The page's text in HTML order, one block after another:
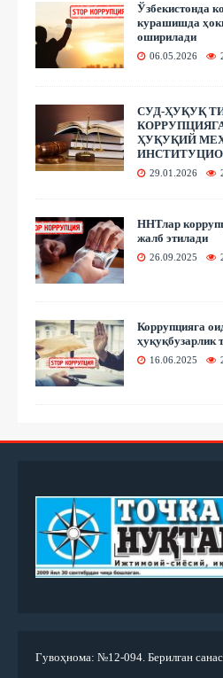
Ўзбекистонда
курашишда
оширилади
06.05.2026
СУД-ҲУҚУҚ
ҲУҚУҚИЙ
29.01.2026
ННТлар
жалб этилади
26.09.2025
Коррупцияга
ҳуқуқбузарлик
16.06.2025
Гувоҳнома: №12-094. Берилган